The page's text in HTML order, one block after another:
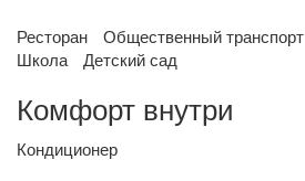
Ресторан Общественный транспорт
Школа
Детский сад
Комфорт внутри
Кондиционер